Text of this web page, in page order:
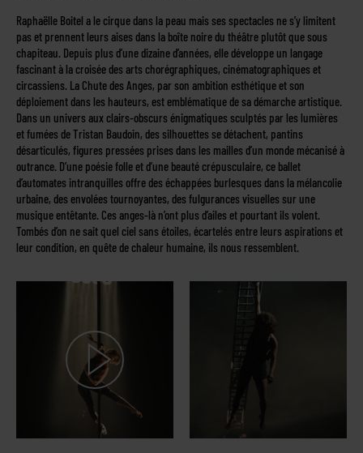
Raphaëlle Boitel a le cirque dans la peau mais ses spectacles ne s’y limitent
pas et prennent leurs aises dans la boîte noire du théâtre plutôt que sous
chapiteau. Depuis plus d’une dizaine d’années, elle développe un langage
fascinant à la croisée des arts chorégraphiques, cinématographiques et
circassiens. La Chute des Anges, par son ambition esthétique et son
déploiement dans les hauteurs, est emblématique de sa démarche artistique.
Dans un univers aux clairs-obscurs énigmatiques sculptés par les lumières
et fumées de Tristan Baudoin, des silhouettes se détachent, pantins
désarticulés, figures pressées prises dans les mailles d’un monde mécanisé à
outrance. D’une poésie folle et d’une beauté crépusculaire, ce ballet
d’automates intranquilles offre des échappées burlesques dans la mélancolie
urbaine, des envolées tournoyantes, des fulgurances visuelles sur une
musique entêtante. Ces anges-là n’ont plus d’ailes et pourtant ils volent.
Tombés d’on ne sait quel ciel sans étoiles, écartelés entre leurs aspirations et
leur condition, en quête de chaleur humaine, ils nous ressemblent.